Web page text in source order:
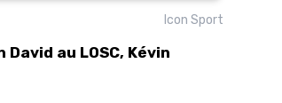
Icon Sport
au LOSC, Kévin